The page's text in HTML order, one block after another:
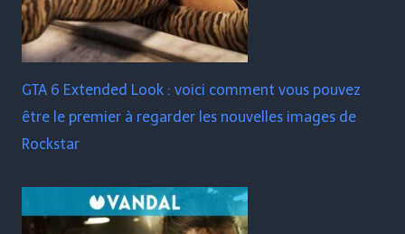
GTA 6 Extended Look : voici comment vous pouvez
être le premier à regarder les nouvelles images de
Rockstar